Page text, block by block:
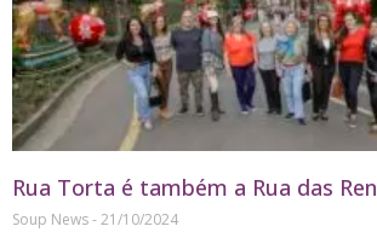
Rua Torta é também a Rua das
Soup News 21/10/2024